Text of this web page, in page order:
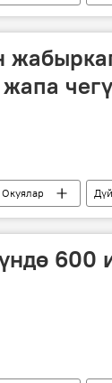
Окуялар
600